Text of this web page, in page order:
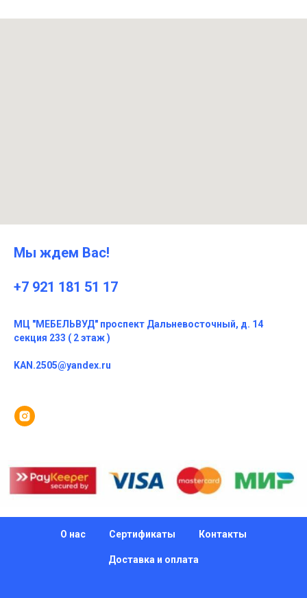
Мы ждем Вас!
+7 921 181 51 17
МЦ "МЕБЕЛЬВУД" проспект Дальневосточный, д. 14
секция 233 ( 2 этаж )
KAN.2505@yandex.ru
О нас Сертификаты Контакты
Доставка и оплата